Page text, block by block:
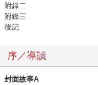
附錄二
附錄三
後記
序／導讀
封面故事A